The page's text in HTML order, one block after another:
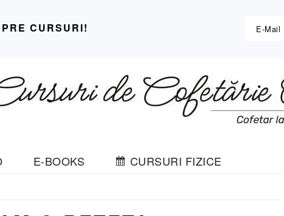
CURSURI!
E-BOOKS CURSURI FIZICE